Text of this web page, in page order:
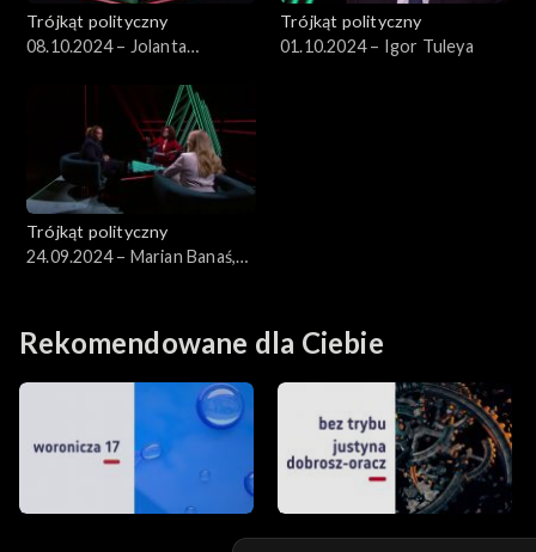
Trójkąt polityczny
08.10.2024 – Jolanta
Trójkąt polityczny
01.10.2024 – Igor Tuleya
Trójkąt polityczny
24.09.2024 – Marian Banaś,
Rekomendowane dla Ciebie